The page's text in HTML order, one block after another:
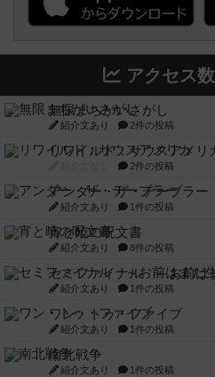
アクセス
無限まちがいさがし
紹介文あり 2件の投稿
リワイルド：サウスアメリ
2件の投稿
アンダー・ザ・テーブラー
紹介文あり 1件の投稿
宵と暁の呪文書
紹介文あり 8件の投稿
セミファイナル ～お前は
紹介文あり 1件の投稿
ワン・トゥ・ファイブ
紹介文あり 1件の投稿
南北戦争
紹介文あり 1件の投稿